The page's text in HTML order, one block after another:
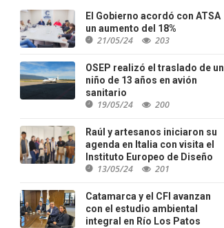
El Gobierno acordó con ATSA
un aumento del 18%
21/05/24 203
OSEP realizó el traslado de un
niño de 13 años en avión
sanitario
19/05/24 200
Raúl y artesanos iniciaron su
agenda en Italia con visita el
Instituto Europeo de Diseño
13/05/24 201
Catamarca y el CFI avanzan
con el estudio ambiental
integral en Río Los Patos